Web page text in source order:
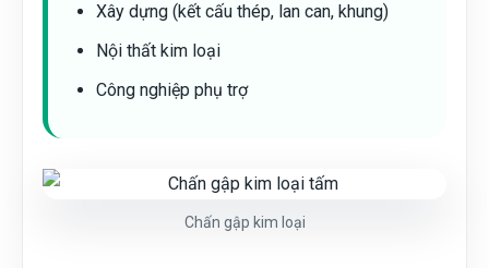
Xây dựng (kết cấu thép, lan can, khung)
Nội thất kim loại
Công nghiệp phụ trợ
Chấn gập kim loại